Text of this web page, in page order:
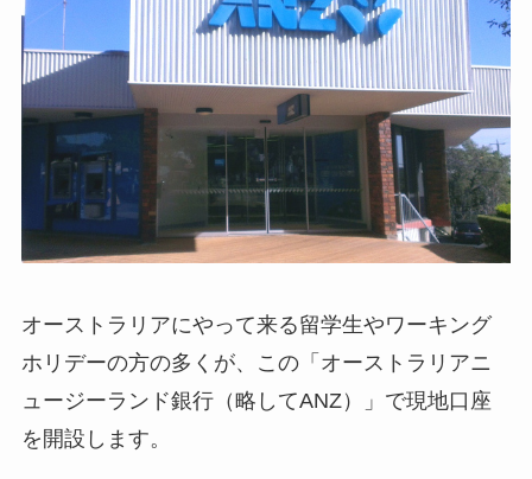
オーストラリアにやって来る留学生やワーキング
ホリデーの方の多くが、この「オーストラリアニ
ュージーランド銀行（略してANZ）」で現地口座
を開設します。